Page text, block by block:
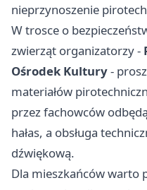
nieprzynoszenie
W trosce o
zwierząt organizatorzy -
Ośrodek Kultury-
materiałów
przez fachowców
hałas, a obsługa
dźwiękową.
Dla mieszkańców warto